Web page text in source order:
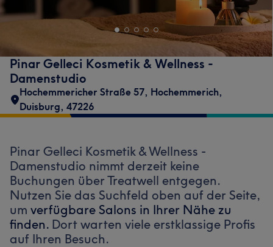
Pinar Gelleci Kosmetik & Wellness -
Damenstudio
Hochemmericher Straße 57, Hochemmerich,
Duisburg, 47226
Pinar Gelleci Kosmetik & Wellness -
Damenstudio nimmt derzeit keine
Buchungen über Treatwell entgegen.
Nutzen Sie das Suchfeld oben auf der Seite,
um verfügbare Salons in Ihrer Nähe zu
finden. Dort warten viele erstklassige Profis
auf Ihren Besuch.